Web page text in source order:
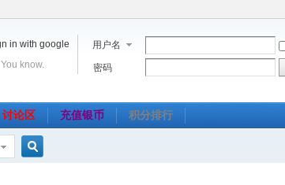
用户名
密码
You know.
讨论区 充值银币 积分排行